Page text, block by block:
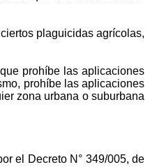
plaguicidas agrícolas,
prohíbe las aplicaciones
prohíbe las aplicaciones
zona urbana o suburbana
el Decreto N° 349/005, de